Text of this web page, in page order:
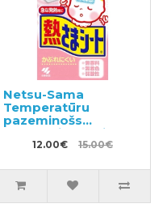
Netsu-Sama
Temperatūru
pazeminošs
plāksteris bērniem
no 2-24 men. 12 gab
12.00€ 15.00€